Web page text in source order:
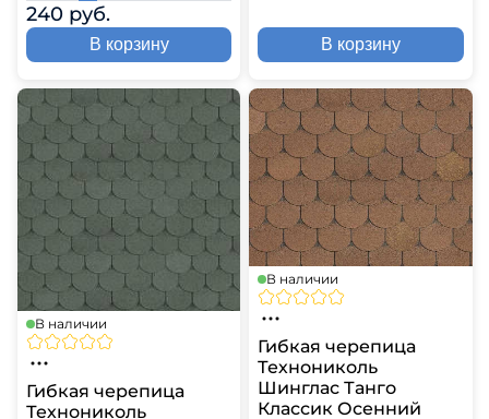
240 руб.
В корзину В корзину
В наличии
Гибкая черепица
Технониколь
В наличии
Гибкая черепица
Технониколь
Шинглас Танго
Классик Осенний